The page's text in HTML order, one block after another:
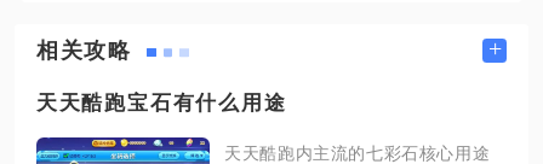
相关攻略 +
天天酷跑宝石有什么用途
天天酷跑内主流的七彩石核心用途